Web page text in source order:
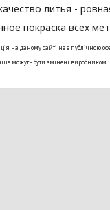
литья -
покраска всех
на даному сайті не є публічною
можуть бути змінені